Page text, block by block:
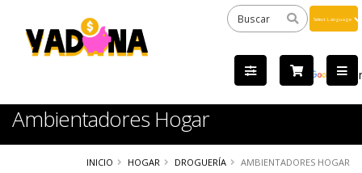
by
Ambientadores Hogar
INICIO HOGAR DROGUERÍA AMBIENTADORES HOGAR